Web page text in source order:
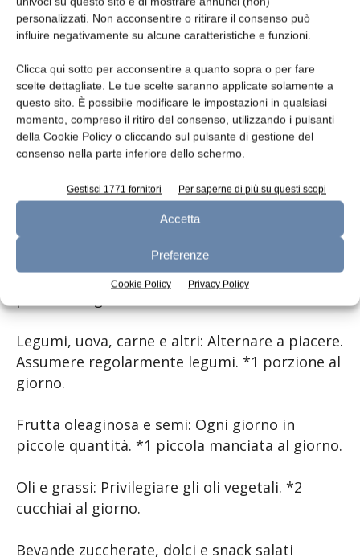
personalizzati. Non acconsentire o ritirare il consenso può
influire negativamente su alcune caratteristiche e funzioni.
Clicca qui sotto per acconsentire a quanto sopra o per fare
scelte dettagliate. Le tue scelte saranno applicate solamente a
questo sito. È possibile modificare le impostazioni in qualsiasi
momento, compreso il ritiro del consenso, utilizzando i pulsanti
della Cookie Policy o cliccando sul pulsante di gestione del
consenso nella parte inferiore dello schermo.
Gestisci 1771 fornitori Per saperne di più su questi scopi
Accetta
Preferenze
Cookie Policy Privacy Policy
Panoramica delle nuove
raccomandazioni nutrizionali
Bevande: Bere regolarmente. Preferibilmente
acqua. *1-2 litri al giorno.
Frutta e verdura: Di diversi colori e di stagione.
Cereali e patate: Privilegiare i prodotti
integrali. *3 porzioni al giorno.
Latticini: Preferibilmente non zuccherati. *2-3
Legumi, uova, carne e altri: Alternare a piacere.
Assumere regolarmente legumi. *1 porzione al
giorno.
Frutta oleaginosa e semi: Ogni giorno in
piccole quantità. *1 piccola manciata al giorno.
Oli e grassi: Privilegiare gli oli vegetali. *2
cucchiai al giorno.
Bevande zuccherate, dolci e snack salati